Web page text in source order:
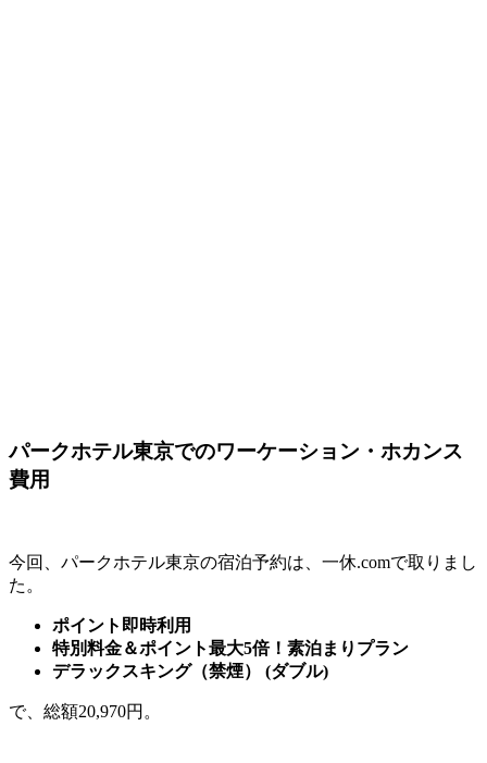
パークホテル東京でのワーケーション・ホカンス
費用
今回、パークホテル東京の宿泊予約は、一休.comで取りまし
た。
ポイント即時利用
特別料金＆ポイント最大5倍！素泊まりプラン
デラックスキング（禁煙） (ダブル)
で、総額20,970円。